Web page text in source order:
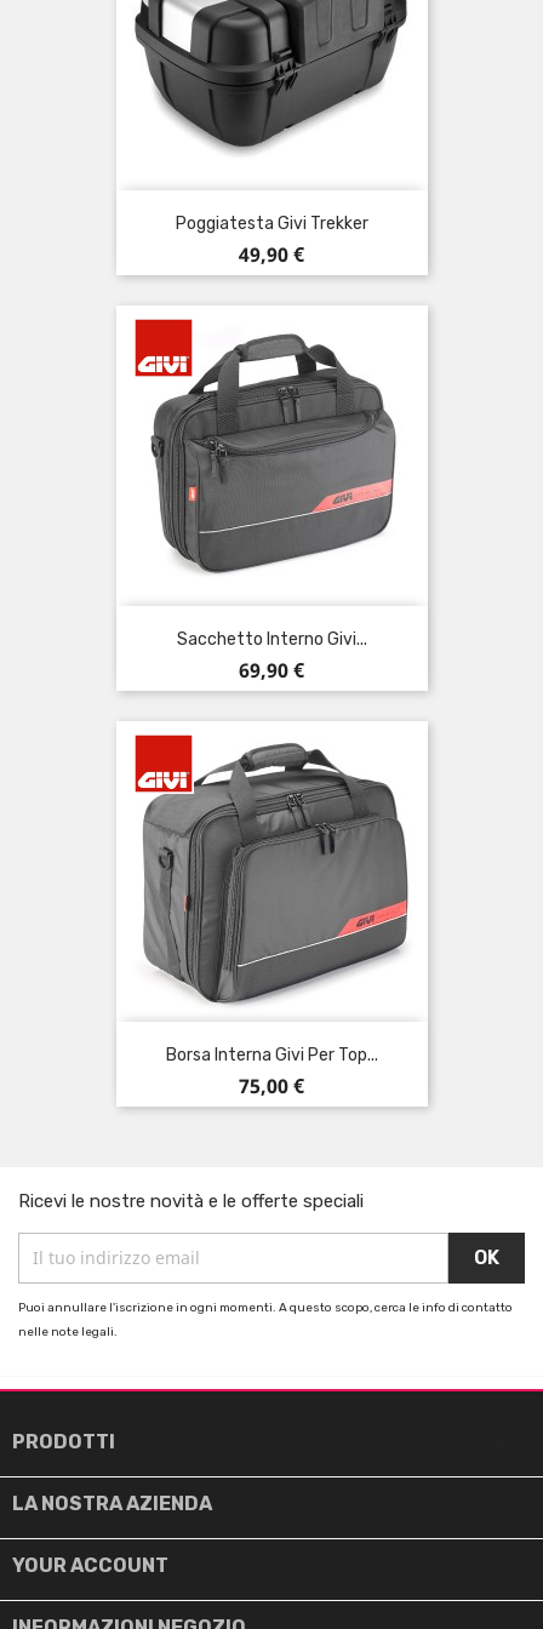
Poggiatesta Givi Trekker
Prezzo
49,90 €
Sacchetto Interno Givi...
Prezzo
69,90 €
Borsa Interna Givi Per Top...
Prezzo
75,00 €
Ricevi le nostre novità e le offerte speciali
Puoi annullare l'iscrizione in ogni momenti. A questo scopo, cerca le info di contatto
nelle note legali.
PRODOTTI
LA NOSTRA AZIENDA
YOUR ACCOUNT